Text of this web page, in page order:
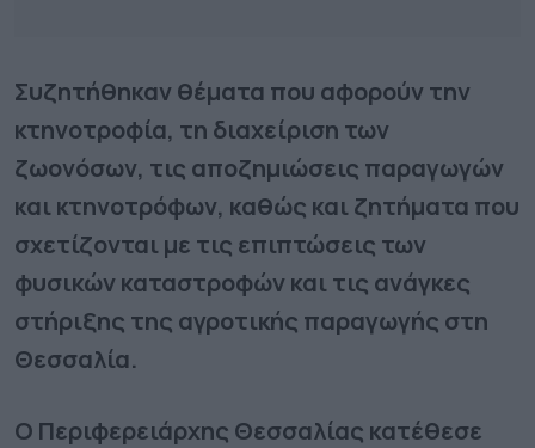
Συζητήθηκαν θέματα που αφορούν την
κτηνοτροφία, τη διαχείριση των
ζωονόσων, τις αποζημιώσεις παραγωγών
και κτηνοτρόφων, καθώς και ζητήματα που
σχετίζονται με τις επιπτώσεις των
φυσικών καταστροφών και τις ανάγκες
στήριξης της αγροτικής παραγωγής στη
Θεσσαλία.
Ο Περιφερειάρχης Θεσσαλίας κατέθεσε